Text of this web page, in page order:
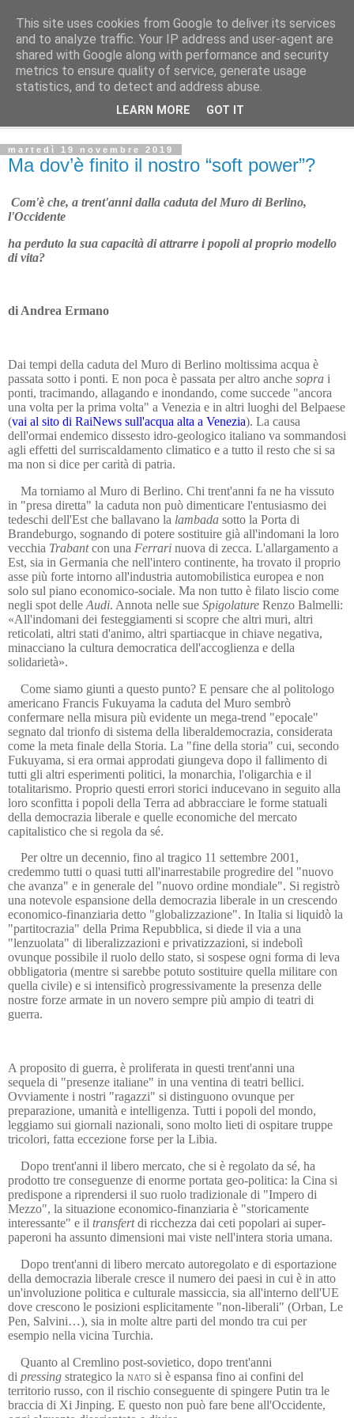
Avvenire dei Lavoratori
Editoriale del direttore
martedì 19 novembre 2019
Ma dov’è finito il nostro “soft power”?
Com'è che, a trent'anni dalla caduta del Muro di Berlino,
l'Occidente
ha perduto la sua capacità di attrarre i popoli al proprio modello
di vita?
di Andrea Ermano
Dai tempi della caduta del Muro di Berlino moltissima acqua è
passata sotto i ponti. E non poca è passata per altro anche sopra i
ponti, tracimando, allagando e inondando, come succede "ancora
una volta per la prima volta" a Venezia e in altri luoghi del Belpaese
(vai al sito di RaiNews sull'acqua alta a Venezia). La causa
dell'ormai endemico dissesto idro-geologico italiano va sommandosi
agli effetti del surriscaldamento climatico e a tutto il resto che si sa
ma non si dice per carità di patria.
Ma torniamo al Muro di Berlino. Chi trent'anni fa ne ha vissuto
in "presa diretta" la caduta non può dimenticare l'entusiasmo dei
tedeschi dell'Est che ballavano la lambada sotto la Porta di
Brandeburgo, sognando di potere sostituire già all'indomani la loro
vecchia Trabantcon una Ferrari nuova di zecca. L'allargamento a
Est, sia in Germania che nell'intero continente, ha trovato il proprio
asse più forte intorno all'industria automobilistica europea e non
solo sul piano economico-sociale. Ma non tutto è filato liscio come
negli spot delle Audi. Annota nelle sue Spigolature Renzo Balmelli:
«All'indomani dei festeggiamenti si scopre che altri muri, altri
reticolati, altri stati d'animo, altri spartiacque in chiave negativa,
minacciano la cultura democratica dell'accoglienza e della
solidarietà».
Come siamo giunti a questo punto? E pensare che al politologo
americano Francis Fukuyama la caduta del Muro sembrò
confermare nella misura più evidente un mega-trend "epocale"
segnato dal trionfo di sistema della liberaldemocrazia, considerata
come la meta finale della Storia. La "fine della storia" cui, secondo
Fukuyama, si era ormai approdati giungeva dopo il fallimento di
tutti gli altri esperimenti politici, la monarchia, l'oligarchia e il
totalitarismo. Proprio questi errori storici inducevano in seguito alla
loro sconfitta i popoli della Terra ad abbracciare le forme statuali
della democrazia liberale e quelle economiche del mercato
capitalistico che si regola da sé.
Per oltre un decennio, fino al tragico 11 settembre 2001,
credemmo tutti o quasi tutti all'inarrestabile progredire del "nuovo
che avanza" e in generale del "nuovo ordine mondiale". Si registrò
una notevole espansione della democrazia liberale in un crescendo
economico-finanziaria detto "globalizzazione". In Italia si liquidò la
"partitocrazia" della Prima Repubblica, si diede il via a una
"lenzuolata" di liberalizzazioni e privatizzazioni, si indebolì
ovunque possibile il ruolo dello stato, si sospese ogni forma di leva
obbligatoria (mentre si sarebbe potuto sostituire quella militare con
quella civile) e si intensificò progressivamente la presenza delle
nostre forze armate in un novero sempre più ampio di teatri di
guerra.
A proposito di guerra, è proliferata in questi trent'anni una
sequela di "presenze italiane" in una ventina di teatri bellici.
Ovviamente i nostri "ragazzi" si distinguono ovunque per
preparazione, umanità e intelligenza. Tutti i popoli del mondo,
leggiamo sui giornali nazionali, sono molto lieti di ospitare truppe
tricolori, fatta eccezione forse per la Libia.
Dopo trent'anni il libero mercato, che si è regolato da sé, ha
prodotto tre conseguenze di enorme portata geo-politica: la Cina si
predispone a riprendersi il suo ruolo tradizionale di "Impero di
Mezzo", la situazione economico-finanziaria è "storicamente
interessante" e il transfertdi ricchezza dai ceti popolari ai super-
paperoni ha assunto dimensioni mai viste nell'intera storia umana.
Dopo trent'anni di libero mercato autoregolato e di esportazione
della democrazia liberale cresce il numero dei paesi in cui è in atto
un'involuzione politica e culturale massiccia, sia all'interno dell'UE
dove crescono le posizioni esplicitamente "non-liberali" (Orban, Le
Pen, Salvini…), sia in molte altre parti del mondo tra cui per
esempio nella vicina Turchia.
Quanto al Cremlino post-sovietico, dopo trent'anni
di pressing strategico la nato si è espansa fino ai confini del
territorio russo, con il rischio conseguente di spingere Putin tra le
braccia di Xi Jinping. E questo non può fare bene all'Occidente,
This site uses cookies from Google to deliver its services
and to analyze traffic. Your IP address and user-agent are
shared with Google along with performance and security
metrics to ensure quality of service, generate usage
statistics, and to detect and address abuse.
LEARN MORE GOT IT